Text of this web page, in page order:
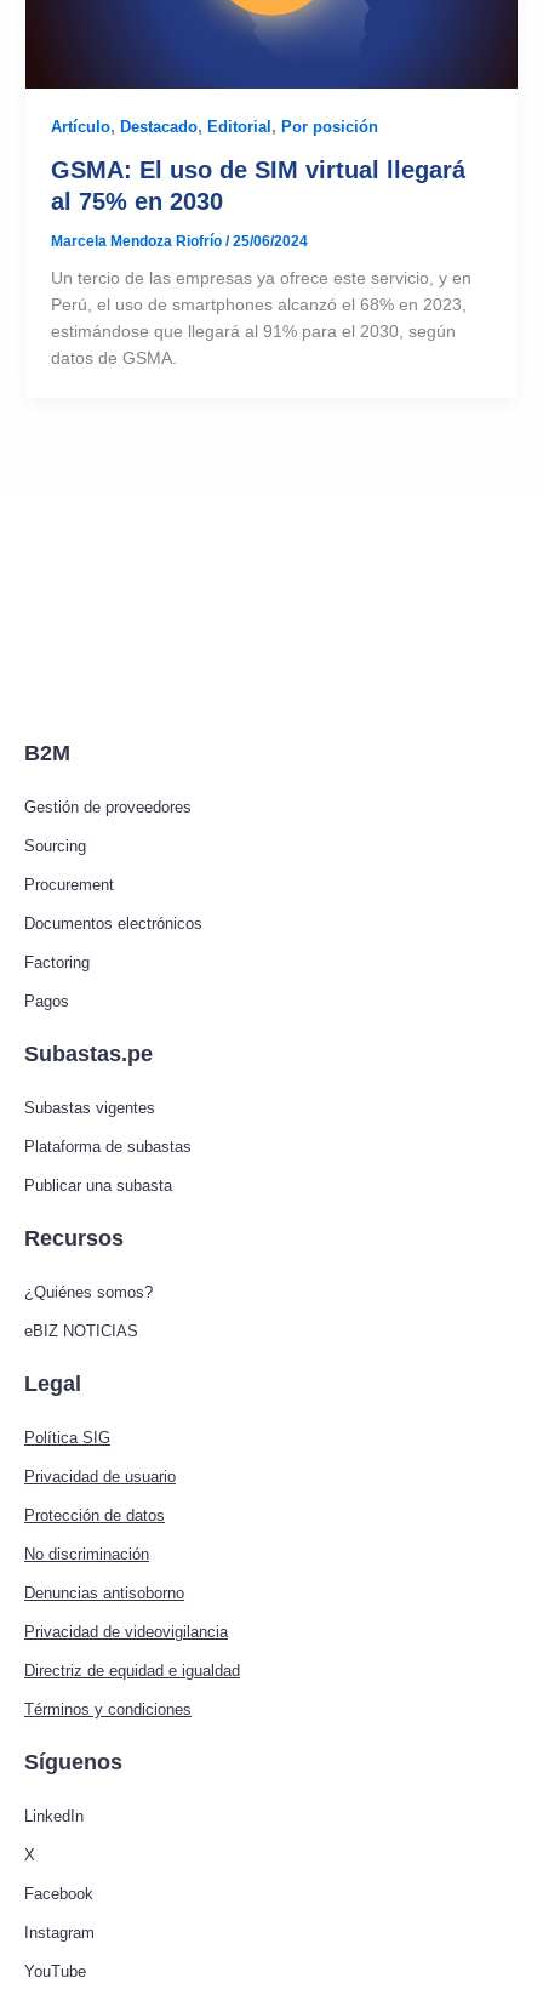
Artículo, Destacado, Editorial, Por posición
GSMA: El uso de SIM virtual llegará
al 75% en 2030
Marcela Mendoza Riofrío /25/06/2024
Un tercio de las empresas ya ofrece este servicio, y en
Perú, el uso de smartphones alcanzó el 68% en 2023,
estimándose que llegará al 91% para el 2030, según
datos de GSMA.
B2M
Gestión de proveedores
Sourcing
Procurement
Documentos electrónicos
Factoring
Pagos
Subastas.pe
Subastas vigentes
Plataforma de subastas
Publicar una subasta
Recursos
¿Quiénes somos?
eBIZ NOTICIAS
Legal
Política SIG
Privacidad de usuario
Protección de datos
No discriminación
Denuncias antisoborno
Privacidad de videovigilancia
Directriz de equidad e igualdad
Términos y condiciones
Síguenos
LinkedIn
X
Facebook
Instagram
YouTube